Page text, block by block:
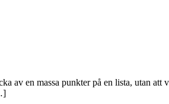
av en massa punkter på en lista, utan